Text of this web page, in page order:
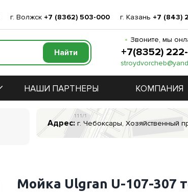
г. Волжск +7 (8362) 503-000 г. Казань +7 (843)
Звоните, мы
+7(8352)
НАШИ ПАРТНЕРЫ КОМПАНИЯ
Адрес: г. Чебоксары, Хозяйственный
Мойка Ulgran U-107-307